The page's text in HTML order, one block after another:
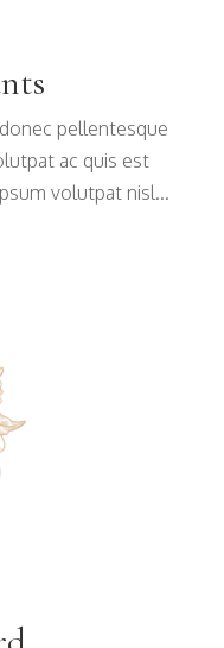
pellentesque
ac quis est
volutpat nisl...